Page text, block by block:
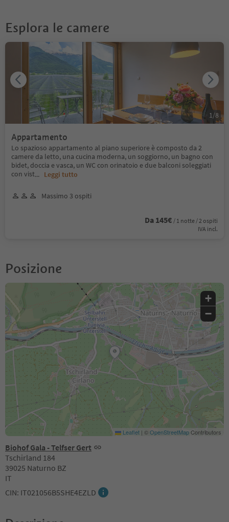
Esplora le camere
Appartamento
Lo spazioso appartamento al piano superiore è composto da 2
camere da letto, una cucina moderna, un soggiorno, un bagno con
bidet, doccia e vasca, un WC con orinatoio e due balconi soleggiati
con vist... Leggi tutto
Massimo 3 ospiti
Da 145€ / 1 notte / 2 ospiti
IVA incl.
1 /8
Posizione
Biohof Gala - Telfser Gert
Tschirland 184
39025 Naturno BZ
IT
CIN: IT021056B5SHE4EZLD
+
−
Leaflet | ©OpenStreetMapContributors